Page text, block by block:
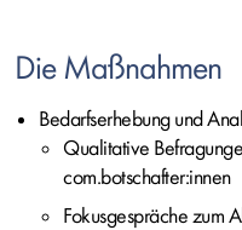
Die Maßnahmen
Bedarfserhebung und
Qualitative
com.botschafter:innen
Fokusgespräche zum